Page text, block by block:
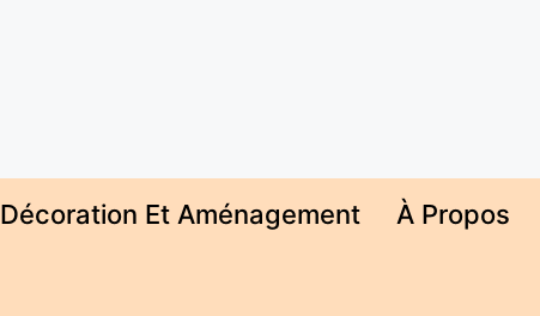
Décoration Et Aménagement À Propos